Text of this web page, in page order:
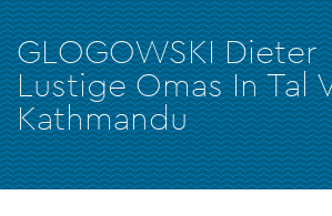
GLOGOWSKI Dieter
Lustige Omas In Tal
Kathmandu